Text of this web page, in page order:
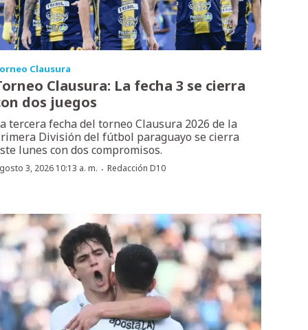
Clausura
Clausura: La fecha 3 se cierra
dos juegos
tercera fecha del torneo Clausura 2026 de la
División del fútbol paraguayo se cierra
lunes con dos compromisos.
3, 2026 10:13 a. m. · Redacción D10